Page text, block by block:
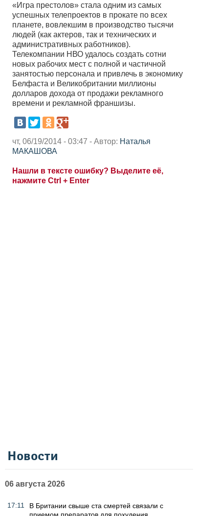
«Игра престолов» стала одним из самых
успешных телепроектов в прокате по всех
планете, вовлекшим в производство тысячи
людей (как актеров, так и технических и
административных работников).
Телекомпании НВО удалось создать сотни
новых рабочих мест с полной и частичной
занятостью персонала и привлечь в экономику
Белфаста и Великобритании миллионы
долларов дохода от продажи рекламного
времени и рекламной франшизы.
чт, 06/19/2014 - 03:47 - Автор: Наталья
МАКАШОВА
Нашли в тексте ошибку? Выделите её,
нажмите Ctrl + Enter
Новости
06 августа 2026
17:11
В Британии свыше ста смертей связали с
приемом препаратов для похудения